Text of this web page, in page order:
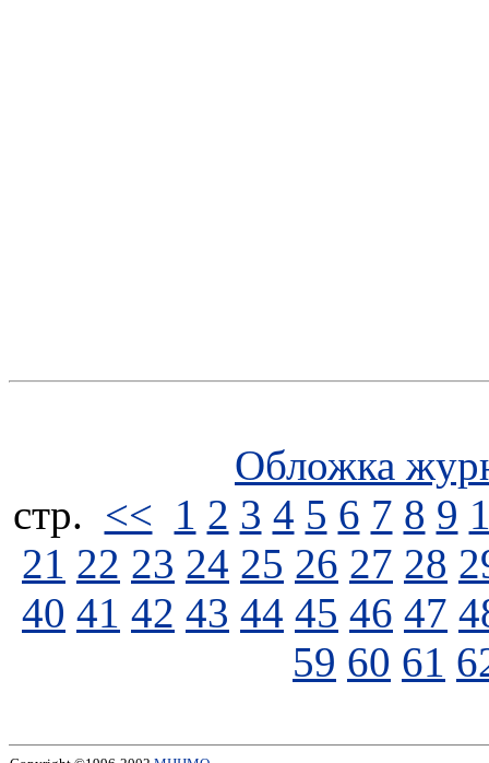
Обложка
стp. << 1 2 3 4 5 6 7 8 9
21 22 23 24 25 26 27 28
40 41 42 43 44 45 46 47
59 60 61